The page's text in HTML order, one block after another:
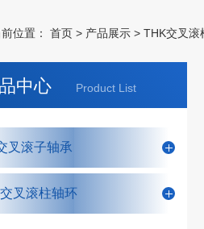
位置： 首页> 产品展示> THK交叉滚
中心 Product List
叉滚子轴承
叉滚柱轴环